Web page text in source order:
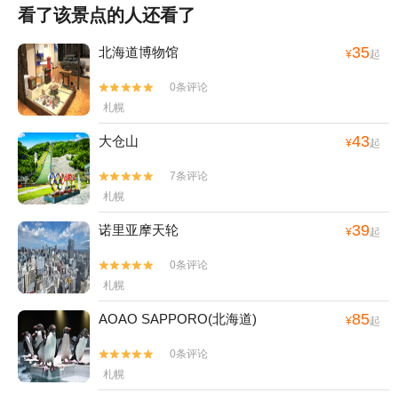
看了该景点的人还看了
北海道博物馆 ¥35起


0条评论
札幌
大仓山 ¥43起


7条评论
札幌
诺里亚摩天轮 ¥39起


0条评论
札幌
AOAO SAPPORO(北海道) ¥85起


0条评论
札幌